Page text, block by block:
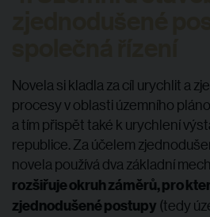
Novela si kladla za cíl urychlit a
procesy v oblasti územního
a tím přispět také k urychlení
republice. Za účelem
novela používá dva základní
rozšiřuje okruh záměrů, pro
zjednodušené postupy (tedy